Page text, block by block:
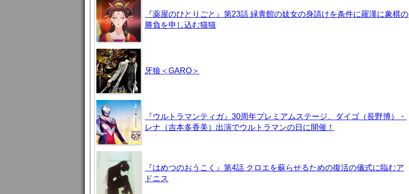
『薬屋のひとりごと』第23話 緑青館の妓女の身請けを条件に羅漢に象棋の
勝負を申し込む猫猫
牙狼＜GARO＞
『ウルトラマンティガ』30周年プレミアムステージ、ダイゴ（長野博）・
レナ（吉本多香美）出演でウルトラマンの日に開催！
『はめつのおうこく』第4話 クロエを蘇らせるための復活の儀式に臨むア
ドニス